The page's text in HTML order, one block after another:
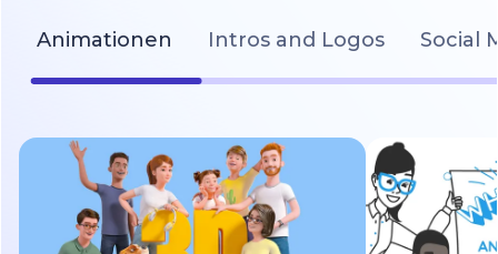
Animationen Intros and Logos Social